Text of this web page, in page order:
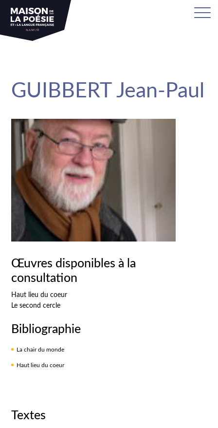
GUIBBERT Jean-Paul
Œuvres disponibles à la
consultation
Haut lieu du coeur
Le second cercle
Bibliographie
La chair du monde
Haut lieu du coeur
Textes